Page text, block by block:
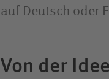
auf Deutsch oder
Von der